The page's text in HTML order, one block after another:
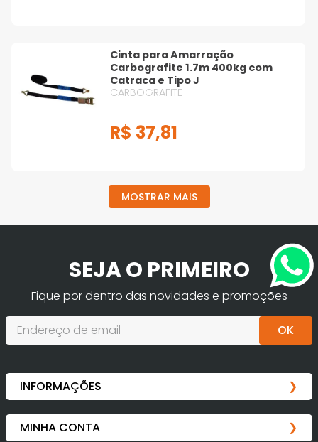
Cinta para Amarração
Carbografite 1.7m 400kg com
Catraca e Tipo J
CARBOGRAFITE
R$ 37,81
MOSTRAR MAIS
SEJA O PRIMEIRO
Fique por dentro das novidades e promoções
OK